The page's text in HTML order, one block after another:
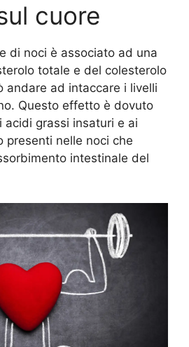
cuore
di noci è associato ad una
totale e del colesterolo
andare ad intaccare i livelli
Questo effetto è dovuto
acidi grassi insaturi e ai
presenti nelle noci che
intestinale del